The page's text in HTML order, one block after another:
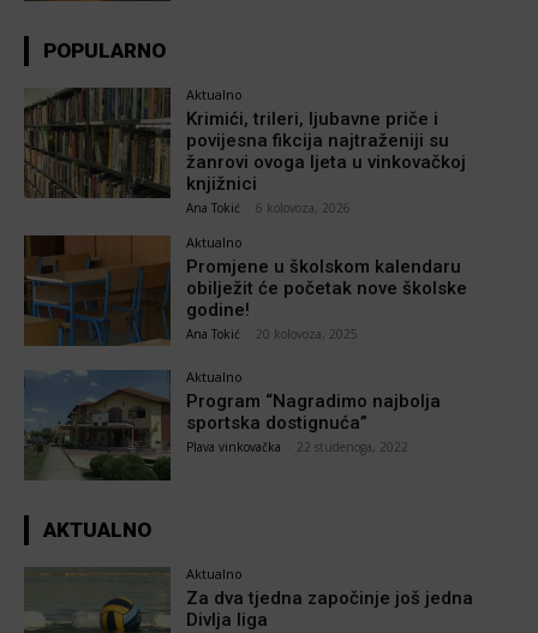
POPULARNO
Aktualno
Krimići, trileri, ljubavne priče i
povijesna fikcija najtraženiji su
žanrovi ovoga ljeta u vinkovačkoj
knjižnici
Ana Tokić 6 kolovoza, 2026
Aktualno
Promjene u školskom kalendaru
obilježit će početak nove školske
godine!
Ana Tokić 20 kolovoza, 2025
Aktualno
Program “Nagradimo najbolja
sportska dostignuća”
Plava vinkovačka 22 studenoga, 2022
AKTUALNO
Aktualno
Za dva tjedna započinje još jedna
Divlja liga